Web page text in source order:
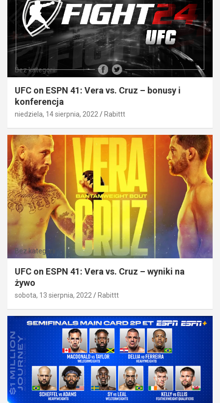
Bez kategorii
UFC on ESPN 41: Vera vs. Cruz – bonusy i
konferencja
niedziela, 14 sierpnia, 2022 Rabittt
Bez kategorii
UFC on ESPN 41: Vera vs. Cruz – wyniki na
żywo
sobota, 13 sierpnia, 2022 Rabittt